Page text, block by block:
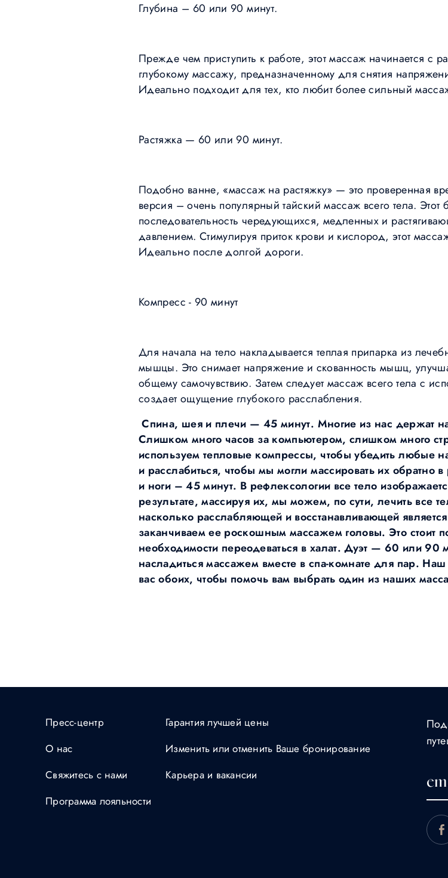
Глубина – 60 или 90 минут.
Прежде чем приступить к работе, этот массаж начинается с
глубокому массажу, предназначенному для снятия
Идеально подходит для тех, кто любит более сильный
Растяжка — 60 или 90 минут.
Подобно ванне, «массаж на растяжку» — это проверенная
версия – очень популярный тайский массаж всего тела. Этот
последовательность чередующихся, медленных и
давлением. Стимулируя приток крови и кислород, этот
Идеально после долгой дороги.
Компресс - 90 минут
Для начала на тело накладывается теплая припарка из
мышцы. Это снимает напряжение и скованность мышц,
общему самочувствию. Затем следует массаж всего тела с
создает ощущение глубокого расслабления.
Спина, шея и плечи — 45 минут. Многие из нас держат
Слишком много часов за компьютером, слишком много
используем тепловые компрессы, чтобы убедить любые
и расслабиться, чтобы мы могли массировать их обратно
и ноги – 45 минут. В рефлексологии все тело
результате, массируя их, мы можем, по сути, лечить все
насколько расслабляющей и восстанавливающей
заканчиваем ее роскошным массажем головы. Это стоит
необходимости переодеваться в халат. Дуэт — 60 или 90
насладиться массажем вместе в спа-комнате для пар.
вас обоих, чтобы помочь вам выбрать один из наших
Пресс-центр
О нас
Свяжитесь с нами
Программа лояльности
Гарантия лучшей цены
Изменить или отменить Ваше бронирование
Карьера и вакансии